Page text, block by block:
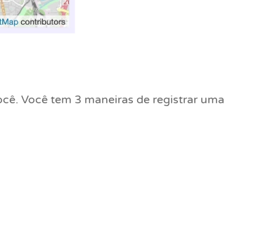
Você tem 3 maneiras de registrar uma